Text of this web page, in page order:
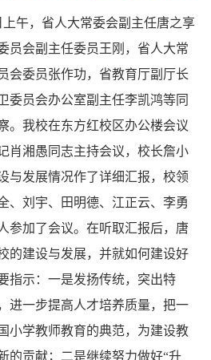
午，省人大常委会副主任唐之享
员会副主任委员王刚，省人大常
会委员张作功，省教育厅副厅长
委员会办公室副主任李凯鸿等同
。我校在东方红校区办公楼会议
肖湘愚同志主持会议，校长詹小
与发展情况作了详细汇报，校领
、刘宇、田明德、江正云、李勇
参加了会议。在听取汇报后，唐
的建设与发展，并就如何建设好
指示：一是发扬传统，突出特
进一步提高人才培养质量，把一
小学教师教育的典范，为建设教
的贡献；二是继续努力做好“升